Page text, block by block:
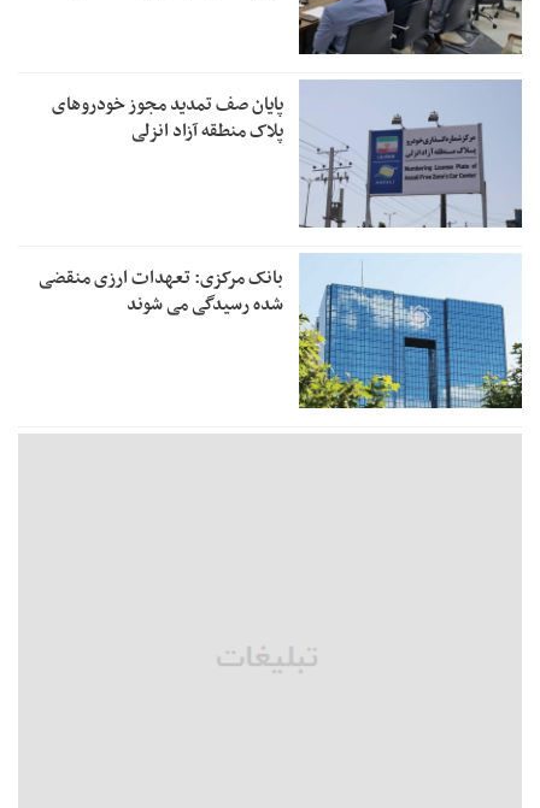
پایان صف تمدید مجوز خودروهای
پلاک منطقه آزاد انزلی
بانک مرکزی: تعهدات ارزی منقضی
شده رسیدگی می شوند